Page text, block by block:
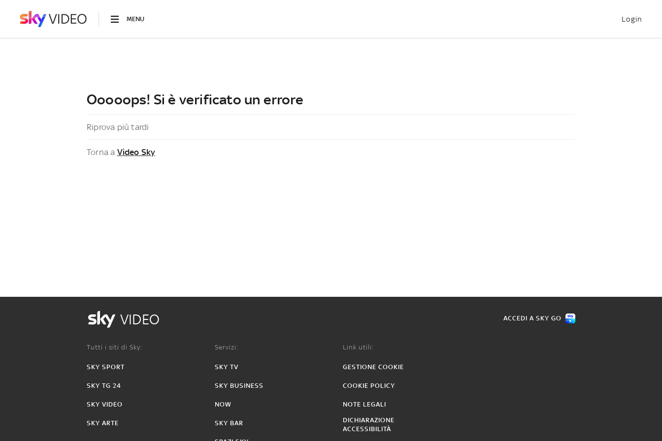
MENU Login
Ooooops! Si è verificato un errore
Riprova più tardi
Torna a Video Sky
VIDEO ACCEDI A SKY GO
Tutti i siti di Sky:
SKY SPORT
SKY TG 24
SKY VIDEO
SKY ARTE
Servizi:
SKY TV
SKY BUSINESS
NOW
SKY BAR
Link utili:
GESTIONE COOKIE
COOKIE POLICY
NOTE LEGALI
DICHIARAZIONE
ACCESSIBILITÀ